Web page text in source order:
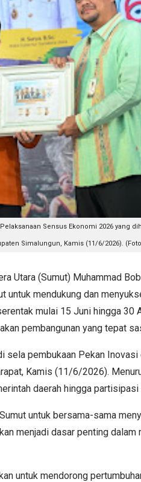
Sensus Ekonomi 2026 yang
Simalungun, Kamis (11/6/2026).
Utara (Sumut) Muhammad
untuk mendukung dan
mulai 15 Juni hingga 30
pembangunan yang tepat
sela pembukaan Pekan
Kamis (11/6/2026).
daerah hingga
untuk bersama-sama
menjadi dasar penting dalam
untuk mendorong